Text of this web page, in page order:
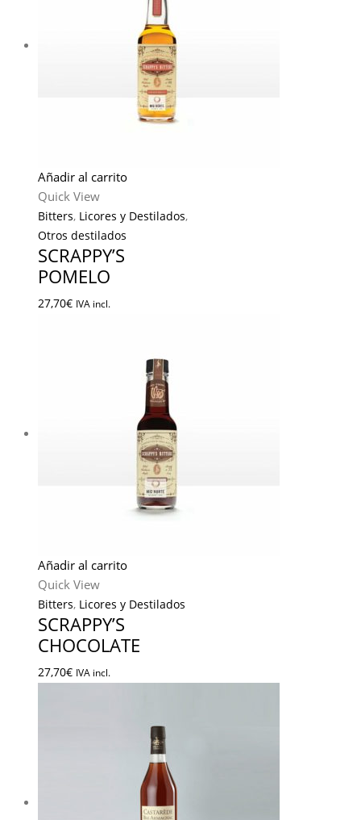
Añadir al carrito
Quick View
Bitters, Licores y Destilados,
Otros destilados
SCRAPPY’S
POMELO
27,70€ IVA incl.
Añadir al carrito
Quick View
Bitters, Licores y Destilados
SCRAPPY’S
CHOCOLATE
27,70€ IVA incl.